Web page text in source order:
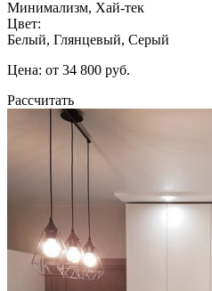
Минимализм, Хай-тек
Цвет:
Белый, Глянцевый, Серый
Цена: от 34 800 руб.
Рассчитать